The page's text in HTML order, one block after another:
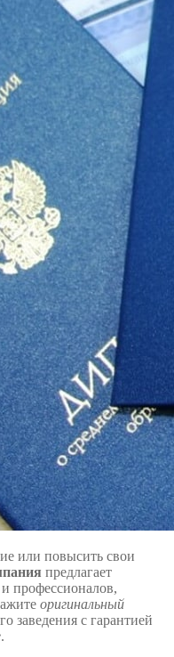
или повысить свои
предлагает
профессионалов,
оригинальный
заведения с гарантией
.